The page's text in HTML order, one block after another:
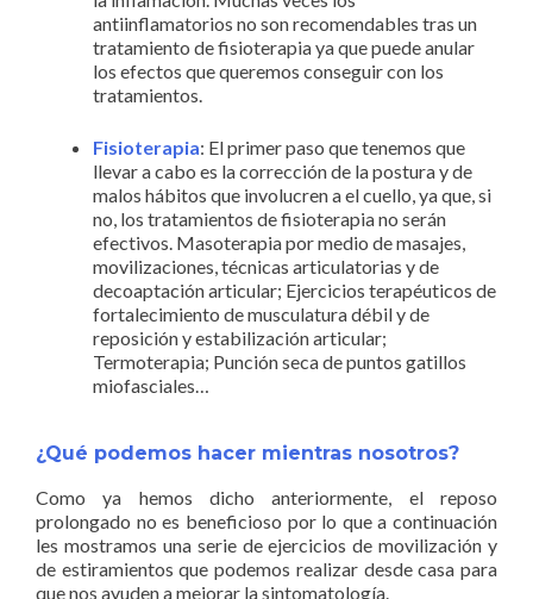
antiinflamatorios no son recomendables tras un
tratamiento de fisioterapia ya que puede anular
los efectos que queremos conseguir con los
tratamientos.
Fisioterapia: El primer paso que tenemos que
llevar a cabo es la corrección de la postura y de
malos hábitos que involucren a el cuello, ya que, si
no, los tratamientos de fisioterapia no serán
efectivos. Masoterapia por medio de masajes,
movilizaciones, técnicas articulatorias y de
decoaptación articular; Ejercicios terapéuticos de
fortalecimiento de musculatura débil y de
reposición y estabilización articular;
Termoterapia; Punción seca de puntos gatillos
miofasciales…
¿Qué podemos hacer mientras nosotros?
Como ya hemos dicho anteriormente, el reposo
prolongado no es beneficioso por lo que a continuación
les mostramos una serie de ejercicios de movilización y
de estiramientos que podemos realizar desde casa para
que nos ayuden a mejorar la sintomatología.